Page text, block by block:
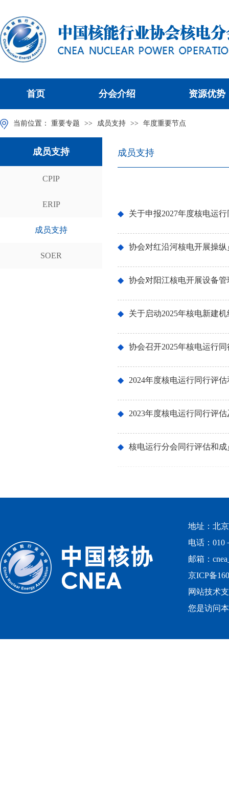
首页 分会介绍 资源优势
当前位置： 重要专题 >> 成员支持 >> 年度重要节点
成员支持
CPIP
ERIP
成员支持
SOER
成员支持
◆ 关于申报2027年度核电运
◆ 协会对红沿河核电开展操
◆ 协会对阳江核电开展设备
◆ 关于启动2025年核电新建
◆ 协会召开2025年核电运行
◆ 2024年度核电运行同行评
◆ 2023年度核电运行同行评
◆ 核电运行分会同行评估和
地址：北
电话：010
邮箱：
京ICP备
网站技术
您是访问